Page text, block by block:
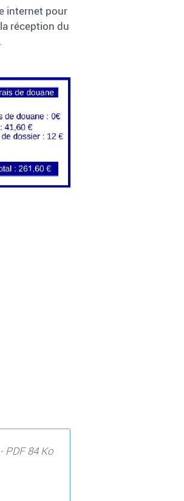
internet pour
réception du
- PDF 84 Ko